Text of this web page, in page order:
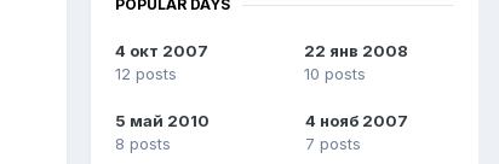
POPULAR DAYS
4 окт 2007
12 posts
22 янв 2008
10 posts
5 май 2010
8 posts
4 нояб 2007
7 posts